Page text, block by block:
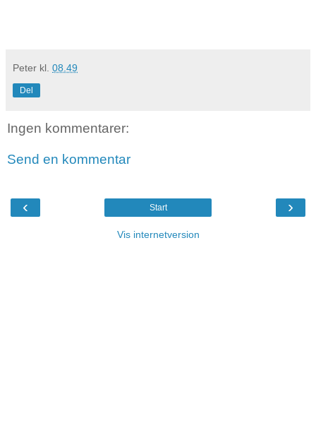
Peter kl. 08.49
Del
Ingen kommentarer:
Send en kommentar
‹ ›
Start
Vis internetversion